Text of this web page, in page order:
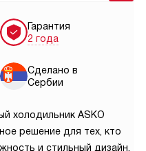
Гарантия
2 года
Сделано в
Сербии
холодильник ASKO
решение для тех, кто
и стильный дизайн.